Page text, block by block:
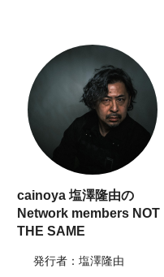
cainoya 塩澤隆由の
Network members NOT
THE SAME
発行者：塩澤隆由